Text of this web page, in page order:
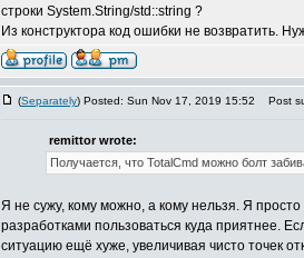
строки System.String/std::string ?
Из конструктора код ошибки не возвратить.
(Separately) Posted: Sun Nov 17, 2019 15:52 Post
remittor wrote:
Получается, что TotalCmd можно болт
Я не сужу, кому можно, а кому нельзя. Я
разработками пользоваться куда приятнее.
ситуацию ещё хуже, увеличивая чисто точек